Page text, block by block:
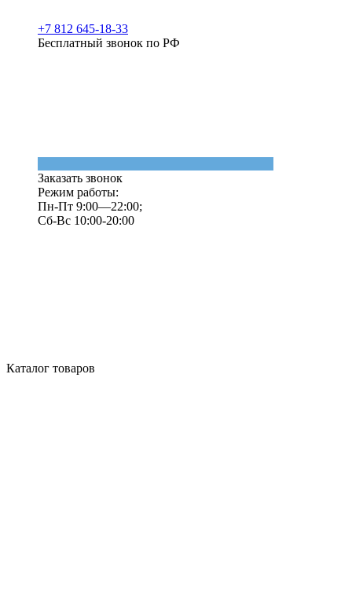
+7 812 645-18-33
Бесплатный звонок по РФ
Заказать звонок
Режим работы:
Пн-Пт 9:00—22:00;
Сб-Вс 10:00-20:00
Каталог товаров